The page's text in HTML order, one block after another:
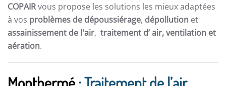
COPAIRvous propose les solutions les mieux adaptées
à vos problèmes de dépoussiérage, dépollution et
assainissement de l'air, traitement d’ air,ventilation et
aération.